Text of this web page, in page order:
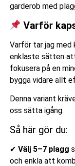
garderob med
Varför
Varför tar jag med
enklaste sätten
fokusera på en
bygga vidare allt
Denna variant
oss sätta igång.
Så här gör du:
✔ Välj 5–7 plagg
och enkla att